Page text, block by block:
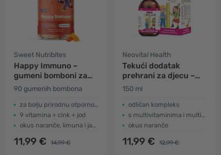
Sweet Nutribites
Happy Immuno –
gumeni bomboni za
djecu za imunološki
sustav
90 gumenih bombona
za bolju prirodnu otpornost
9 vitamina + cink + jod
okus naranče, limuna i jagode
11,99 € 14,99 €
Neovital Health
Tekući dodatak
prehrani za djecu –
rast
150 ml
odličan kompleks
s multivitaminima i multimineralima
okus naranče
11,99 € 12,99 €